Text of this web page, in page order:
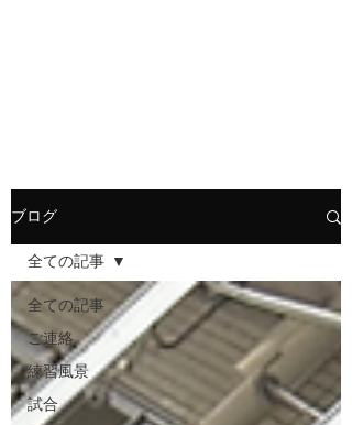
ブログ
全ての記事
ご連絡
練習風景
試合
全ての記事